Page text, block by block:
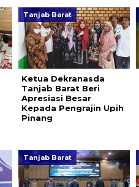
Tanjab Barat
Ketua Dekranasda
Tanjab Barat Beri
Apresiasi Besar
Kepada Pengrajin Upih
Pinang
Tanjab Barat